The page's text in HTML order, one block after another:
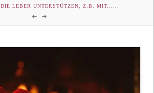
DIE LEBER UNTERSTÜTZEN, Z.B. MIT......